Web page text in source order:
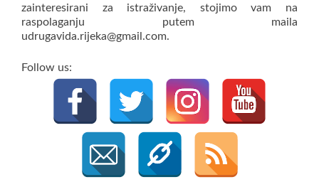
zainteresirani za istraživanje, stojimo vam na
raspolaganju putem maila
udrugavida.rijeka@gmail.com.
Follow us: